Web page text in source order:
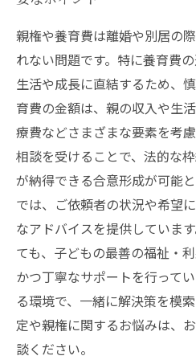
親権や養育費は離婚や別居の
れない問題です。特に養育費
生活や成長に直結するため、
育費の金額は、親の収入や生
療費などさまざまな要素を考
相談を受けることで、法的な
が納得できる合意形成が可能
では、ご依頼者の状況や希望
なアドバイスを提供していま
ても、子どもの最善の福祉・
かつ丁寧なサポートを行って
る環境で、一緒に解決策を模
定や親権に関するお悩みは、
談ください。